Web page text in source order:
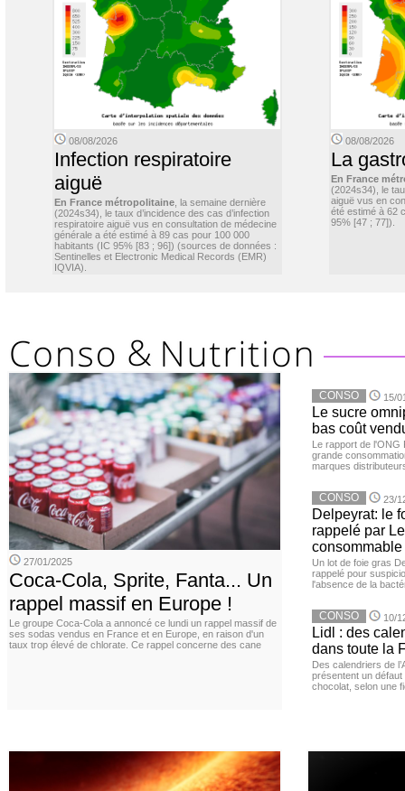
08/08/2026
Infection respiratoire
aiguë
En France métropolitaine , la semaine dernière
(2024s34), le taux d’incidence des cas d’infection
respiratoire aiguë vus en consultation de médecine
générale a été estimé à 89 cas pour 100 000
habitants (IC 95% [83 ; 96]) (sources de données :
Sentinelles et Electronic Medical Records (EMR)
IQVIA).
08/08/2026
La
En France
(2024s34), le
aiguë vus en
été estimé à 62
95% [47 ; 77]).
27/01/2025
Coca-Cola, Sprite, Fanta... Un
rappel massif en Europe !
Le groupe Coca-Cola a annoncé ce lundi un rappel massif de
ses sodas vendus en France et en Europe, en raison d'un
taux trop élevé de chlorate. Ce rappel concerne des cane
CONSO 15/
Le sucre
bas coût
Le rapport de l'ONG
grande
marques
CONSO 23/
Delpeyrat: le
rappelé par
consommable
Un lot de foie gras
rappelé pour
l'absence de la
CONSO 10/
Lidl : des
dans toute la
Des calendriers de
présentent un défaut
chocolat, selon une